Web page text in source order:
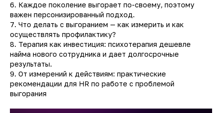
6. Каждое поколение выгорает по-своему, поэтому
важен персонизированный подход.
7. Что делать с выгоранием — как измерить и как
осуществлять профилактику?
8. Терапия как инвестиция: психотерапия дешевле
найма нового сотрудника и дает долгосрочные
результаты.
9. От измерений к действиям: практические
рекомендации для HR по работе с проблемой
выгорания